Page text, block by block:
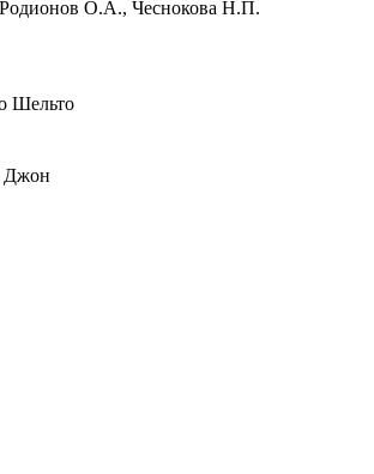
О.А., Чеснокова Н.П.
Шельто
Джон